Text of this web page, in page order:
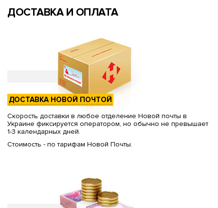
ДОСТАВКА И ОПЛАТА
ДОСТАВКА НОВОЙ ПОЧТОЙ
Скорость доставки в любое отделение Новой почты в
Украине фиксируется оператором, но обычно не превышает
1-3 календарных дней.
Стоимость - по тарифам Новой Почты.